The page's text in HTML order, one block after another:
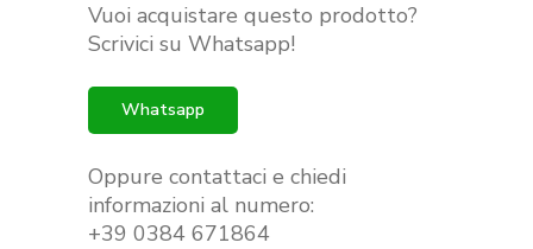
originale
era:
€440.00.
attuale
è:
Vuoi acquistare questo prodotto?
Scrivici su Whatsapp!
Whatsapp
Oppure contattaci e chiedi
informazioni al numero:
+39 0384 671864